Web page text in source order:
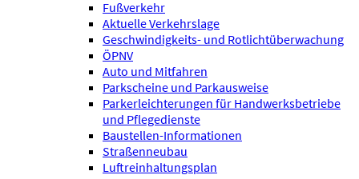
Fußverkehr
Aktuelle Verkehrslage
Geschwindigkeits- und Rotlichtüberwachung
ÖPNV
Auto und Mitfahren
Parkscheine und Parkausweise
Parkerleichterungen für Handwerksbetriebe
und Pflegedienste
Baustellen-Informationen
Straßenneubau
Luftreinhaltungsplan